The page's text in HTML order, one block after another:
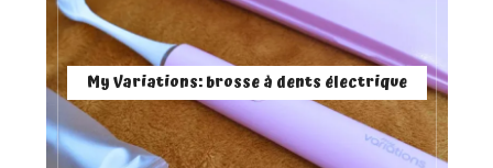
My Variations: brosse à dents électrique